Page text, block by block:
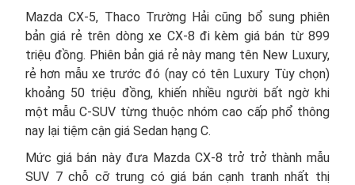
Mazda CX-5, Thaco Trường Hải cũng bổ sung phiên
bản giá rẻ trên dòng xe CX-8 đi kèm giá bán từ 899
triệu đồng. Phiên bản giá rẻ này mang tên New Luxury,
rẻ hơn mẫu xe trước đó (nay có tên Luxury Tùy chọn)
khoảng 50 triệu đồng, khiến nhiều người bất ngờ khi
một mẫu C-SUV từng thuộc nhóm cao cấp phổ thông
nay lại tiệm cận giá Sedan hạng C.
Mức giá bán này đưa Mazda CX-8 trở trở thành mẫu
SUV 7 chỗ cỡ trung có giá bán cạnh tranh nhất thị